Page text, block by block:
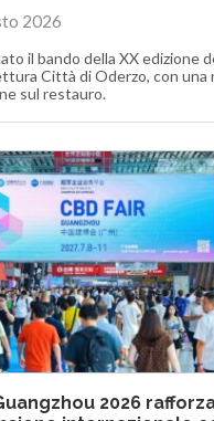
2026
il bando della XX edizione
Città di Oderzo, con una
sul restauro.
2026